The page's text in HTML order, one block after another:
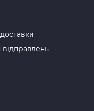
відправлень